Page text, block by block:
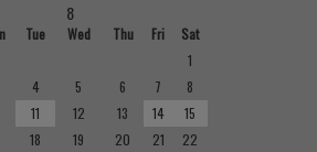
8
Tue Wed Thu Fri
Sat
1
4 5 6 7
8
11 12 13 14
15
18 19 20 21
22